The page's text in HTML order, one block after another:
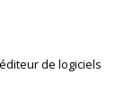
de logiciels